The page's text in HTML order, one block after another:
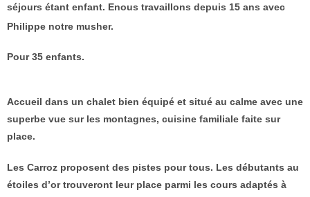
séjours étant enfant. Enous travaillons depuis 15 ans avec
Philippe notre musher.
Pour 35 enfants.
Accueil dans un chalet bien équipé et situé au calme avec une
superbe vue sur les montagnes, cuisine familiale faite sur
place.
Les Carroz proposent des pistes pour tous. Les débutants au
étoiles d’or trouveront leur place parmi les cours adaptés à